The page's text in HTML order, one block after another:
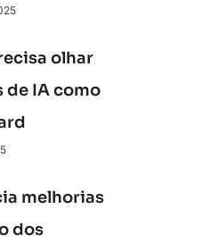
olhar
de IA como
melhorias
dos